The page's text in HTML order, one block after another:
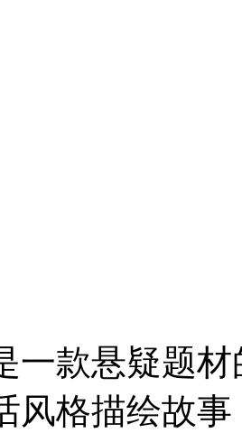
一款悬疑题
风格描绘故